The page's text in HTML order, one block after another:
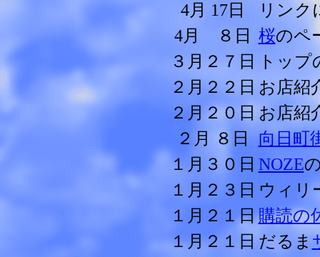
4月 17日
リンク
4月 ８日
桜のペ
３月２７日
トップ
２月２２日 お店紹
２月２０日 お店紹
２月 ８日
向日町
１月３０日 NOZE
１月２３日 ウィリ
１月２１日購読の
１月２１日 だるま